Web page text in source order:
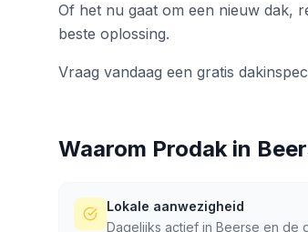
Of het nu gaat om een nieuw dak,
beste oplossing.
Vraag vandaag een gratis
Waarom Prodak in
Lokale aanwezigheid
Dagelijks actief in Beerse en de